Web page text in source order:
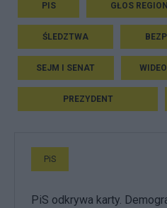
PIS GŁOS
ŚLEDZTWA
SEJM I SENAT
PREZYDENT
PiS
PiS odkrywa karty.